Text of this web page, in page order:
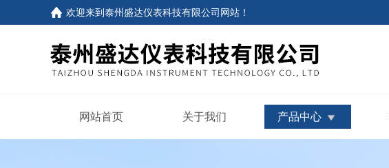
欢迎来到泰州盛达仪表科技有限公司网站 ！
网站首页 关于我们 产品中心